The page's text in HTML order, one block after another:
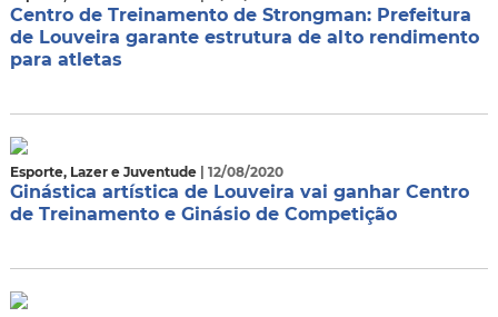
Centro de Treinamento de Strongman: Prefeitura
de Louveira garante estrutura de alto rendimento
para atletas
Esporte, Lazer e Juventude | 12/08/2020
Ginástica artística de Louveira vai ganhar Centro
de Treinamento e Ginásio de Competição